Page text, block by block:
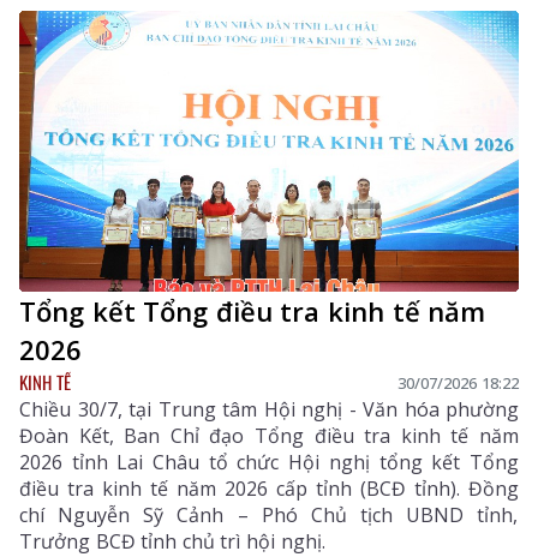
Tổng kết Tổng điều tra kinh tế năm
2026
KINH TẾ 30/07/2026 18:22
Chiều 30/7, tại Trung tâm Hội nghị - Văn hóa phường
Đoàn Kết, Ban Chỉ đạo Tổng điều tra kinh tế năm
2026 tỉnh Lai Châu tổ chức Hội nghị tổng kết Tổng
điều tra kinh tế năm 2026 cấp tỉnh (BCĐ tỉnh). Đồng
chí Nguyễn Sỹ Cảnh – Phó Chủ tịch UBND tỉnh,
Trưởng BCĐ tỉnh chủ trì hội nghị.